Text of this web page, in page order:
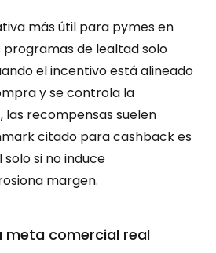
más útil para pymes en
programas de lealtad solo
el incentivo está alineado
y se controla la
las recompensas suelen
solo si no induce
margen.
meta comercial real